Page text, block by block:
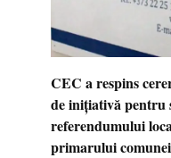
CEC a respins
de inițiativă pentru
referendumului
primarului